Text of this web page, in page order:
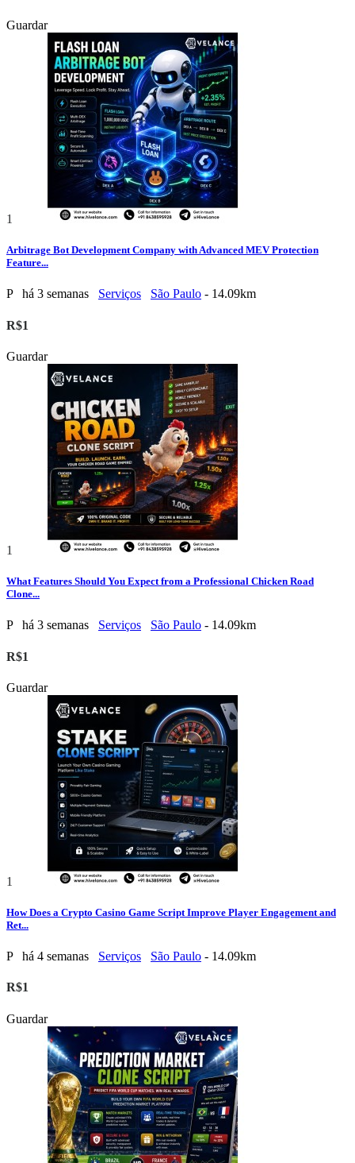
Guardar
1
Arbitrage Bot Development Company with Advanced MEV Protection
Feature...
P há 3 semanas Serviços São Paulo - 14.09km
R$1
Guardar
1
What Features Should You Expect from a Professional Chicken Road
Clone...
P há 3 semanas Serviços São Paulo - 14.09km
R$1
Guardar
1
How Does a Crypto Casino Game Script Improve Player Engagement and
Ret...
P há 4 semanas Serviços São Paulo - 14.09km
R$1
Guardar